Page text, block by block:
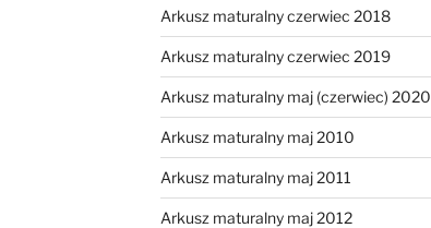
Arkusz maturalny czerwiec 2018
Arkusz maturalny czerwiec 2019
Arkusz maturalny maj (czerwiec) 2020
Arkusz maturalny maj 2010
Arkusz maturalny maj 2011
Arkusz maturalny maj 2012